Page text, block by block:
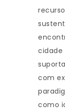
cidade
com
como